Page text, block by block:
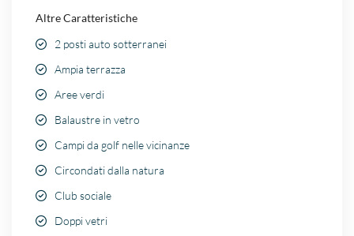
Altre Caratteristiche
2 posti auto sotterranei
Ampia terrazza
Aree verdi
Balaustre in vetro
Campi da golf nelle vicinanze
Circondati dalla natura
Club sociale
Doppi vetri